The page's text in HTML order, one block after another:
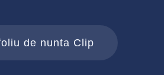
de nunta Clip